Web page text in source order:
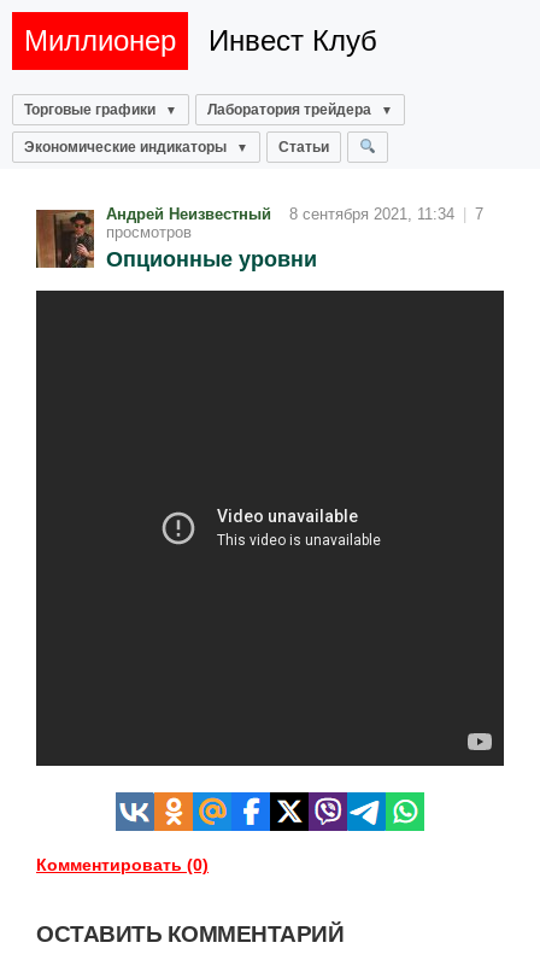
Миллионер Инвест Клуб
Торговые графики Лаборатория трейдера
Экономические индикаторы Статьи
Андрей Неизвестный 8 сентября 2021, 11:34
7
просмотров
Опционные уровни
Комментировать (0)
ОСТАВИТЬ КОММЕНТАРИЙ